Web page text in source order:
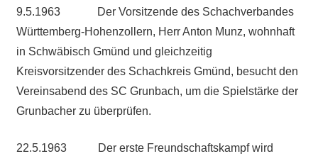
9.5.1963 Der Vorsitzende des Schachverbandes
Württemberg-Hohenzollern, Herr Anton Munz, wohnhaft
in Schwäbisch Gmünd und gleichzeitig
Kreisvorsitzender des Schachkreis Gmünd, besucht den
Vereinsabend des SC Grunbach, um die Spielstärke der
Grunbacher zu überprüfen.
22.5.1963 Der erste Freundschaftskampf wird